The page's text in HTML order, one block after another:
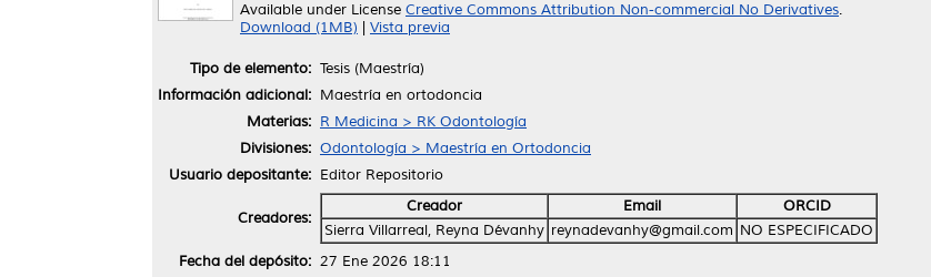
Available under License Creative Commons Attribution Non-commercial No Derivatives.
Download (1MB)
Vista previa
Tipo de elemento: Tesis (Maestría)
Información adicional: Maestría en ortodoncia
Materias: R Medicina > RK Odontología
Divisiones: Odontología > Maestría en Ortodoncia
Usuario depositante: Editor Repositorio
Creadores:
Creador Email
ORCID
Sierra Villarreal, Reyna Dévanhy reynadevanhy@gmail.com NO ESPECIFICADO
Fecha del depósito: 27 Ene 2026 18:11